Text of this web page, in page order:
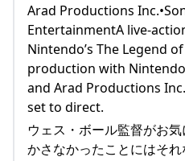
Arad Productions
EntertainmentA live-
Nintendo’s The Legend
production with
and Arad Productions
set to direct.
ウェス・ボール監督がお
かさなかったことにはそれ